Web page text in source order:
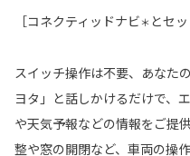
［コネクティッドナビ＊ とセッ
スイッチ操作は不要、あなた
ヨタ」と話しかけるだけで、
や天気予報などの情報をご提
整や窓の開閉など、車両の操